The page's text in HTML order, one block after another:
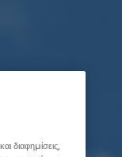
διαφημίσεις,